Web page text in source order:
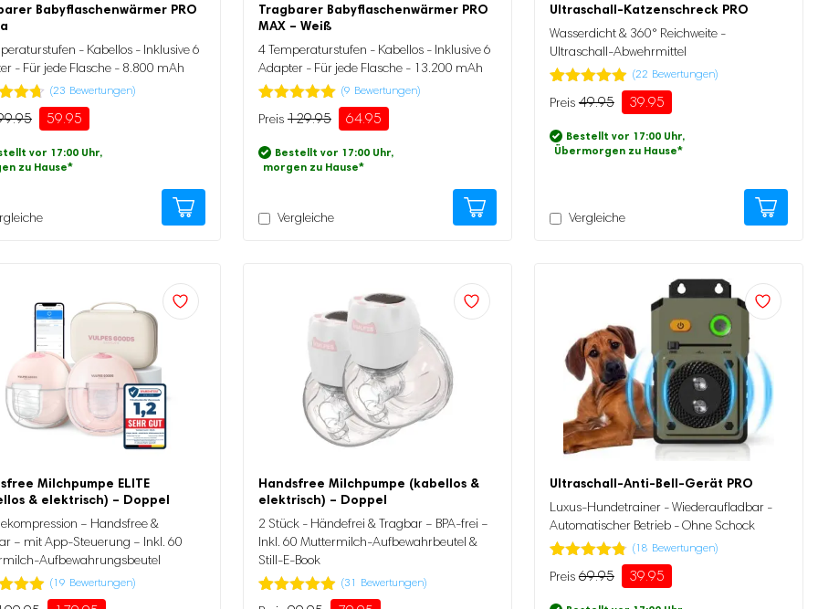
Babyflaschenwärmer PRO
- Kabellos - Inklusive 6
- Für jede Flasche - 8.800 mAh
4.65
(23 Bewertungen)
59.95
vor 17:00 Uhr,
zu Hause*
Tragbarer Babyflaschenwärmer PRO
MAX – Weiß
4 Temperaturstufen - Kabellos - Inklusive 6
Adapter - Für jede Flasche - 13.200 mAh
Bewertet mit
5.00von 5,
auf
9
Kundenbewertung
(9 Bewertungen)
129.95
Ursprünglicher
war:
129.95
64.95
Aktueller
ist:
64.95.
Bestellt vor 17:00 Uhr,
morgen zu Hause*
Vergleiche
Ultraschall-Katzenschreck PRO
Wasserdicht & 360° Reichweite -
Ultraschall-Abwehrmittel
Bewertet
mit4.86
basierend
auf
22
(22 Bewertungen)
49.95
Ursprünglicher
war:
49.95
39.95
Aktueller
ist:
39.95.
Bestellt vor 17:00 Uhr,
Übermorgen zu Hause*
Vergleiche
Milchpumpe ELITE
& elektrisch) – Doppel
– Handsfree &
– mit App-Steuerung – Inkl. 60
Aufbewahrungsbeutel
(19 Bewertungen)
Handsfree Milchpumpe (kabellos &
elektrisch) – Doppel
2 Stück - Händefrei & Tragbar – BPA-frei –
Inkl. 60 Muttermilch-Aufbewahrbeutel &
Still-E-Book
Bewertet
31
(31 Bewertungen)
Ultraschall-Anti-Bell-Gerät PRO
Luxus-Hundetrainer - Wiederaufladbar -
Automatischer Betrieb - Ohne Schock
Bewertet
mit4.78
18
(18 Bewertungen)
69.95
Ursprünglicher39.95
Aktueller